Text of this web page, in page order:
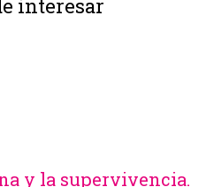
interesar
y la supervivencia.